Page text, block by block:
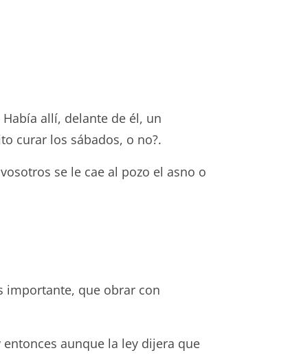
allí, delante de él, un
curar los sábados, o no?.
se le cae al pozo el asno o
importante, que obrar con
aunque la ley dijera que